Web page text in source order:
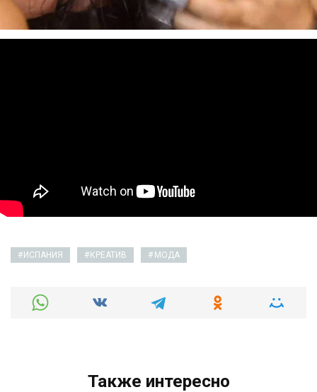
ИСПАНИЯ КРЕАТИВ МОДА
Также интересно